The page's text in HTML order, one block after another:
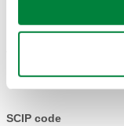
coudes de réglage
SCIP code